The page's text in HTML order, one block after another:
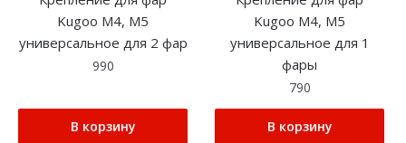
Kugoo M4, M5
универсальное для 2 фар
990
В корзину
Kugoo M4, M5
универсальное для 1
фары
790
В корзину